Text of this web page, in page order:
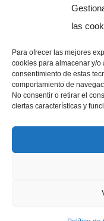
las
Para ofrecer las mejores
cookies para almacenar y/o
consentimiento de estas
comportamiento de
No consentir o retirar el
ciertas características y
Imprenta Los